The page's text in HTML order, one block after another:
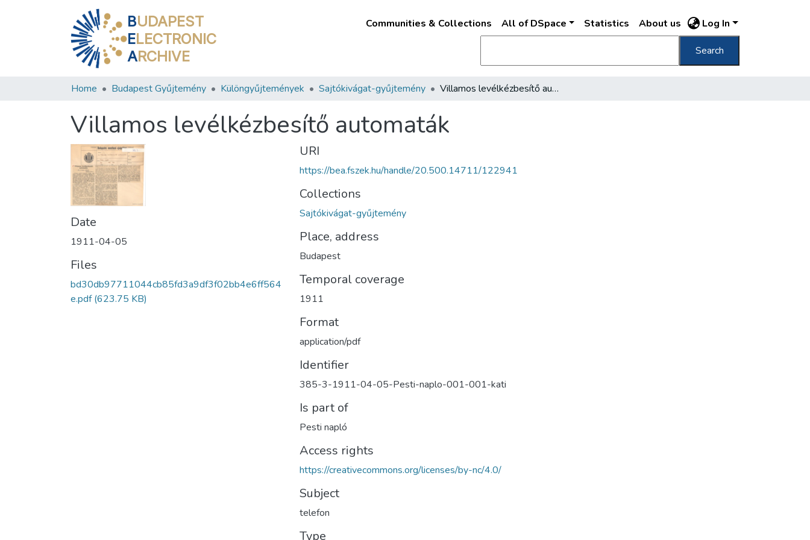
BUDAPEST
ELECTRONIC
ARCHIVE
Communities & Collections All of DSpace Statistics About us Log In
Search
Home Budapest Gyűjtemény Különgyűjtemények Sajtókivágat-gyűjtemény Villamos levélkézbesítő automaták
Villamos levélkézbesítő automaták
Date
1911-04-05
Files
bd30db97711044cb85fd3a9df3f02bb4e6ff564
e.pdf(623.75 KB)
URI
https://bea.fszek.hu/handle/20.500.14711/122941
Collections
Sajtókivágat-gyűjtemény
Place, address
Budapest
Temporal coverage
1911
Format
application/pdf
Identifier
385-3-1911-04-05-Pesti-naplo-001-001-kati
Is part of
Pesti napló
Access rights
https://creativecommons.org/licenses/by-nc/4.0/
Subject
telefon
Type